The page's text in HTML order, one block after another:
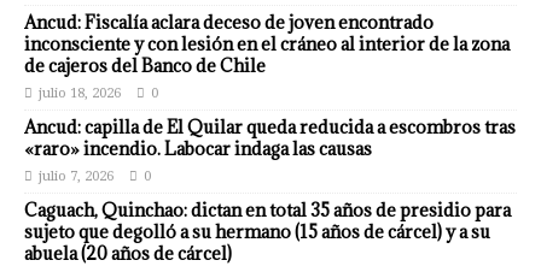
Ancud: Fiscalía aclara deceso de joven encontrado
inconsciente y con lesión en el cráneo al interior de la zona
de cajeros del Banco de Chile
julio 18, 2026 0
Ancud: capilla de El Quilar queda reducida a escombros tras
«raro» incendio. Labocar indaga las causas
julio 7, 2026 0
Caguach, Quinchao: dictan en total 35 años de presidio para
sujeto que degolló a su hermano (15 años de cárcel) y a su
abuela (20 años de cárcel)